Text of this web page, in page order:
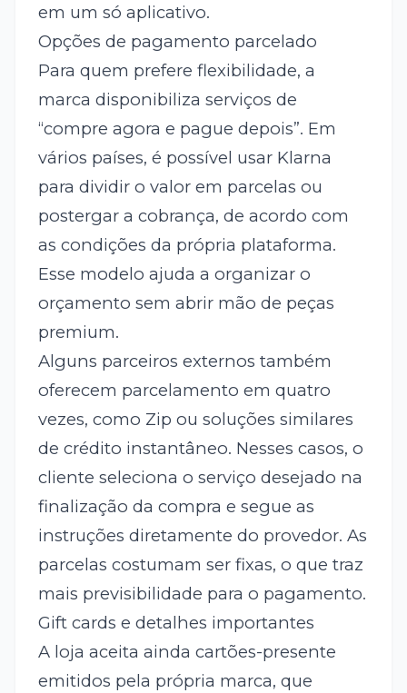
em um só aplicativo.
Opções de pagamento parcelado
Para quem prefere flexibilidade, a
marca disponibiliza serviços de
“compre agora e pague depois”. Em
vários países, é possível usar Klarna
para dividir o valor em parcelas ou
postergar a cobrança, de acordo com
as condições da própria plataforma.
Esse modelo ajuda a organizar o
orçamento sem abrir mão de peças
premium.
Alguns parceiros externos também
oferecem parcelamento em quatro
vezes, como Zip ou soluções similares
de crédito instantâneo. Nesses casos, o
cliente seleciona o serviço desejado na
finalização da compra e segue as
instruções diretamente do provedor. As
parcelas costumam ser fixas, o que traz
mais previsibilidade para o pagamento.
Gift cards e detalhes importantes
A loja aceita ainda cartões-presente
emitidos pela própria marca, que